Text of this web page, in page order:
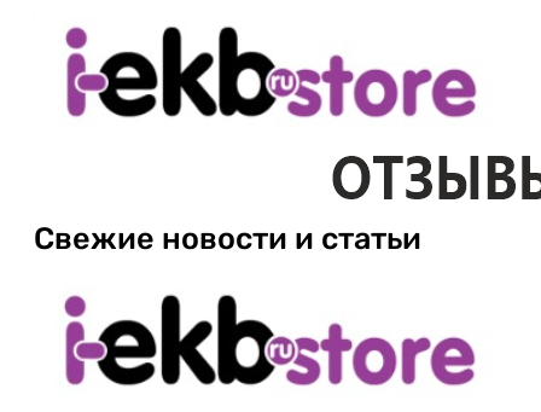
Свежие новости и статьи